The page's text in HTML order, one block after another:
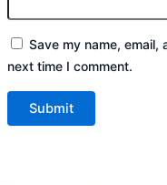
Save my name,
next time I comment.